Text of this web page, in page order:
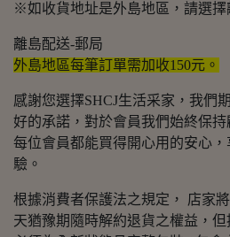
※如收貨地址是外島地區，請選擇
離島配送-郵局
外島地區每筆訂單需加收150元。
感謝您選擇SHCJ生活采家，我們
好的承諾，對於會員我們始終保
每位會員都能買得開心用的安心
驗。
根據消費者保護法之規定， 店家
天猶豫期隨時解約退貨之權益，